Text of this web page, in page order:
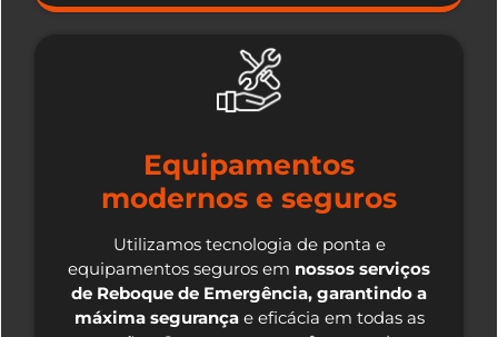
Equipamentos
modernos e seguros
Utilizamos tecnologia de ponta e
equipamentos seguros em nossos serviços
de Reboque de Emergência, garantindo a
máxima segurançae eficácia em todas as